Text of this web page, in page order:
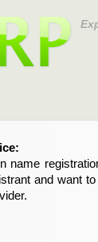
name
and want
Sie:
an. Wenn